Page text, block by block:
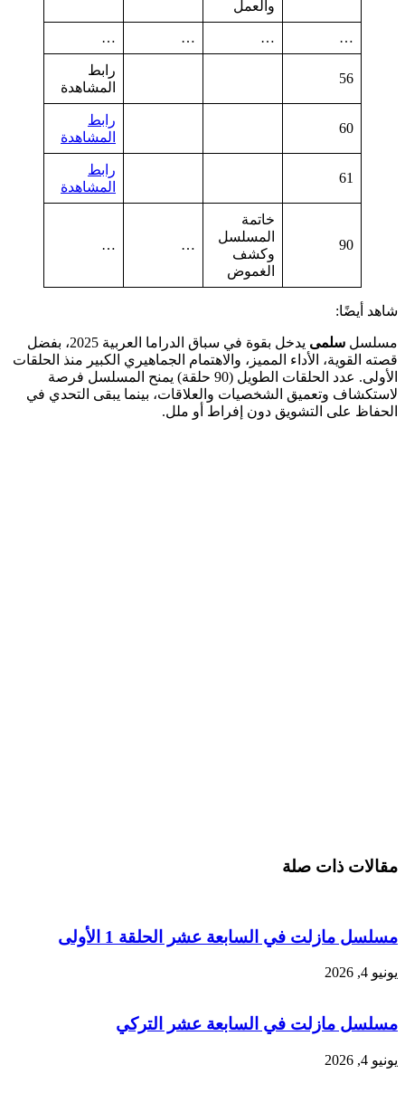
والعمل
…
…
…
…
56
رابط
المشاهدة
60
رابط
المشاهدة
61
رابط
المشاهدة
90
خاتمة
المسلسل
وكشف
الغموض
…
…
شاهد أيضًا:
مسلسل سلمى
يدخل بقوة في سباق الدراما العربية 2025، بفضل
قصته القوية، الأداء المميز، والاهتمام الجماهيري الكبير منذ الحلقات
الأولى. عدد الحلقات الطويل (90 حلقة) يمنح المسلسل فرصة
لاستكشاف وتعميق الشخصيات والعلاقات، بينما يبقى التحدي في
الحفاظ على التشويق دون إفراط أو ملل.
مقالات ذات صلة
مسلسل مازلت في السابعة عشر الحلقة 1 الأولى
يونيو 4, 2026
مسلسل مازلت في السابعة عشر التركي
يونيو 4, 2026